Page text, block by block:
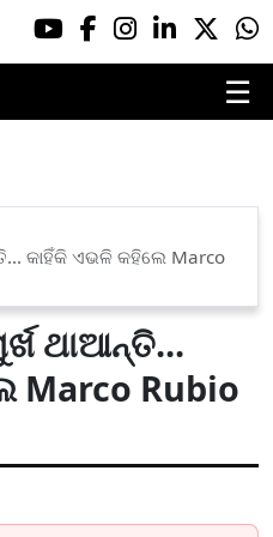
☰
କାହିଁକି ଏଭଳି କହିଲେ Marco
ଥାଆନ୍ତି...
Marco Rubio